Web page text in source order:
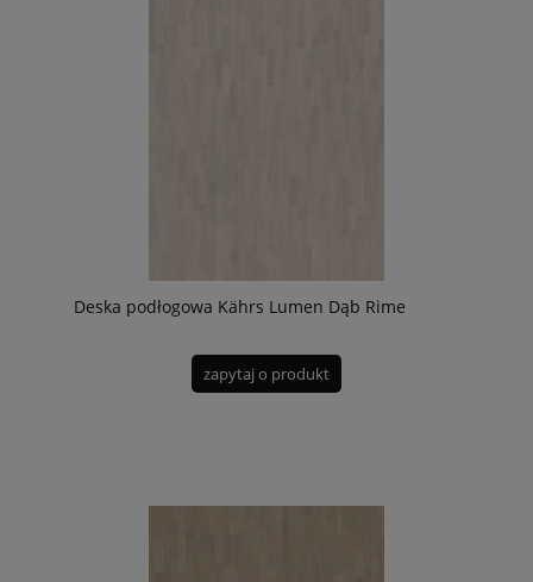
Deska podłogowa Kährs Lumen Dąb Rime
zapytaj o produkt